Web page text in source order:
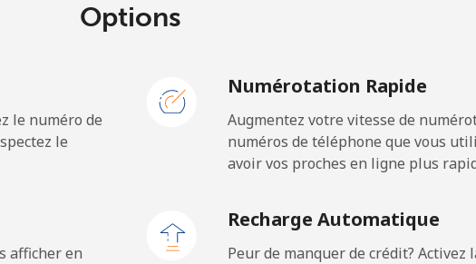
15 min pour ⁦$5⁩ -
Options
le numéro de
le
Numérotation Rapide
Augmentez votre vitesse de
numéros de téléphone que vous
avoir vos proches en ligne plus
afficher en
Recharge Automatique
Peur de manquer de crédit? Activez